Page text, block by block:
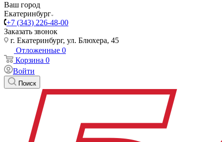
Ваш город
Екатеринбург
+7 (343) 226-48-00
Заказать звонок
г. Екатеринбург, ул. Блюхера, 45
Отложенные 0
Корзина 0
Войти
Поиск